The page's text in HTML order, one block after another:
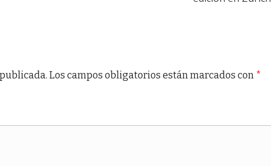
Los campos obligatorios están marcados con *